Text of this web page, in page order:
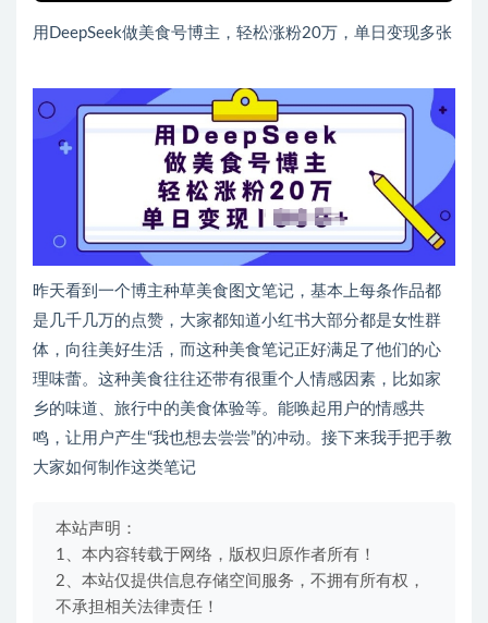
用DeepSeek做美食号博主，轻松涨粉20万，单日变现多张
昨天看到一个博主种草美食图文笔记，基本上每条作品都
是几千几万的点赞，大家都知道小红书大部分都是女性群
体，向往美好生活，而这种美食笔记正好满足了他们的心
理味蕾。这种美食往往还带有很重个人情感因素，比如家
乡的味道、旅行中的美食体验等。能唤起用户的情感共
鸣，让用户产生“我也想去尝尝”的冲动。接下来我手把手教
大家如何制作这类笔记
本站声明：
1、本内容转载于网络，版权归原作者所有！
2、本站仅提供信息存储空间服务，不拥有所有权，
不承担相关法律责任！